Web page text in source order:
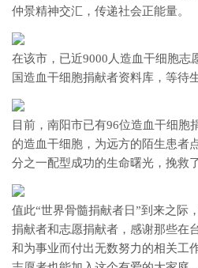
仲景精神交汇，传递社会正能量。
在该市，已近9000人造血干细胞志
国造血干细胞捐献者资料库，等待
目前，南阳市已有96位造血干细胞
的造血干细胞，为远方的陌生患者
分之一配型成功的生命曙光，挽救
值此“世界骨髓捐献者日”到来之际
捐献者和志愿捐献者，感谢那些在
和为事业而付出无数努力的相关工